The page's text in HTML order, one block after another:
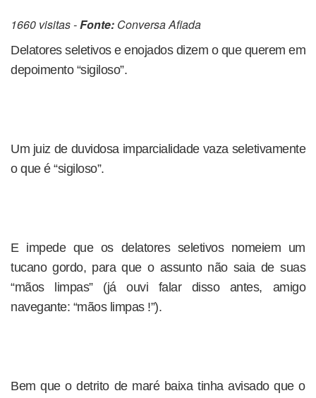
1660 visitas -Fonte: Conversa Afiada
Delatores seletivos e enojados dizem o que querem em
depoimento “sigiloso”.
Um juiz de duvidosa imparcialidade vaza seletivamente
o que é “sigiloso”.
E impede que os delatores seletivos nomeiem um
tucano gordo, para que o assunto não saia de suas
“mãos limpas” (já ouvi falar disso antes, amigo
navegante: “mãos limpas !”).
Bem que o detrito de maré baixa tinha avisado que o